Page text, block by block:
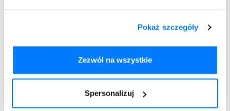
Pokaż szczegóły
Zezwól na wszystkie
Spersonalizuj
niepożądanych należą:
reakcja anafilaktyczna (ciężka reakcja alergiczna, która
wymaga natychmiastowej interwencji lekarskiej);
zapalenie błony naczyniowej oka;
aseptyczne zapalenie opon mózgowo-rdzeniowych;
żółtaczka spowodowana zastojem żółci;